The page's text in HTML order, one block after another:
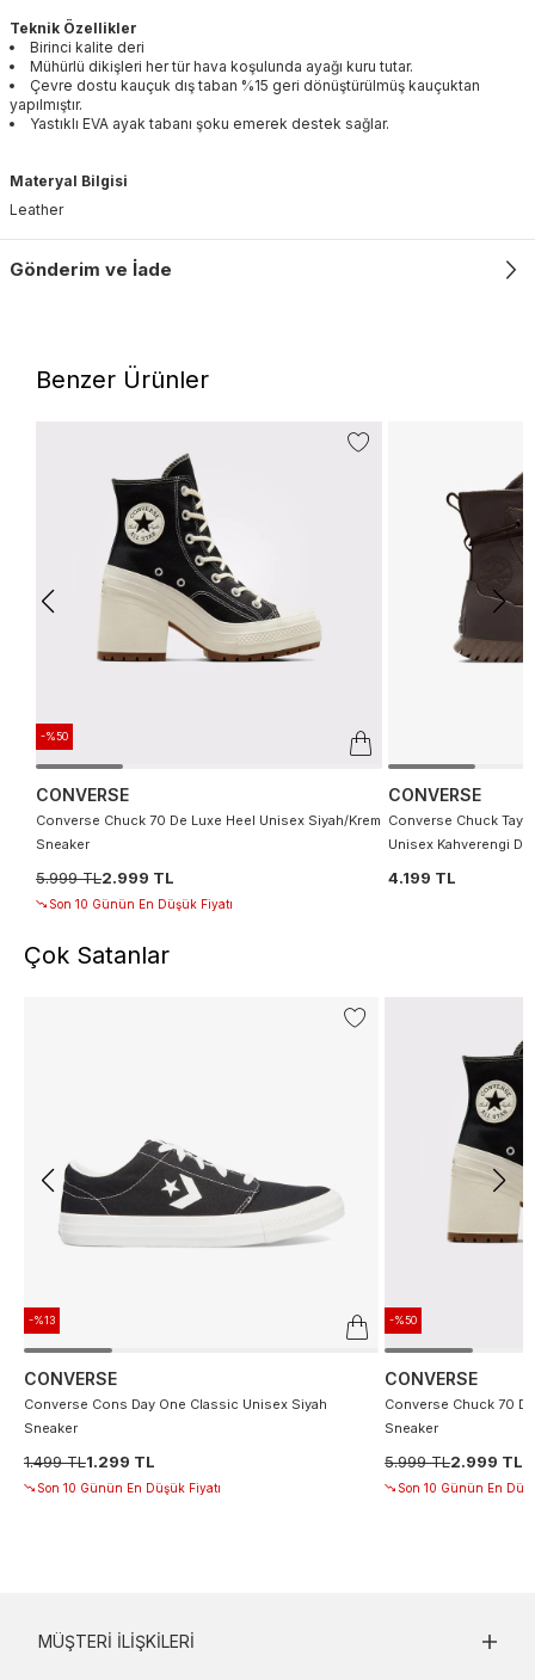
Teknik Özellikler
Birinci kalite deri
Mühürlü dikişleri her tür hava koşulunda ayağı kuru tutar.
Çevre dostu kauçuk dış taban %15 geri dönüştürülmüş kauçuktan
yapılmıştır.
Yastıklı EVA ayak tabanı şoku emerek destek sağlar.
Materyal Bilgisi
Leather
Gönderim ve İade
Benzer Ürünler
-%50
CONVERSE
Converse Chuck 70 De Luxe Heel Unisex Siyah/Krem
Sneaker
5.999 TL2.999 TL
Son 10 Günün En Düşük Fiyatı
CONVERSE
Converse Chuck
Unisex Kahverengi
4.199 TL
Çok Satanlar
-%13
CONVERSE
Converse Cons Day One Classic Unisex Siyah
Sneaker
1.499 TL1.299 TL
Son 10 Günün En Düşük Fiyatı
-%50
CONVERSE
Converse Chuck 70
Sneaker
5.999 TL2.999 TL
Son 10 Günün En
MÜŞTERI İLIŞKILERI